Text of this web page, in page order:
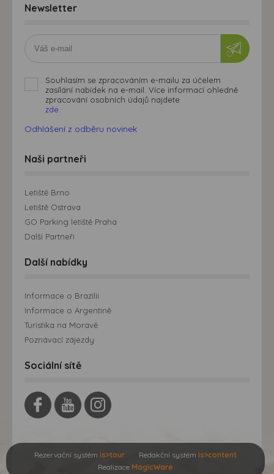
Newsletter
Souhlasím se zpracováním e-mailu za účelem
zasílání nabídek na e-mail. Více informací ohledně
zpracování osobních údajů najdete
zde.
Odhlášení z odběru novinek
Naši partneři
Letiště Brno
Letiště Ostrava
GO Parking letiště Praha
Další Partneři
Další nabídky
Informace o Brazílii
Informace o Argentině
Turistika na Moravě
Poznávací zájezdy
Sociální sítě
Rezervační systém is>tour Redakční systém is>content
Realizace MagicWare